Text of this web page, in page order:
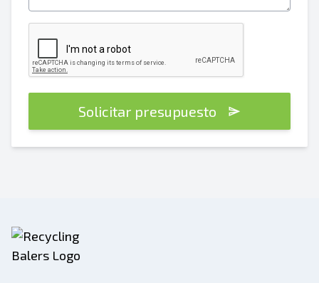
Solicitar presupuesto